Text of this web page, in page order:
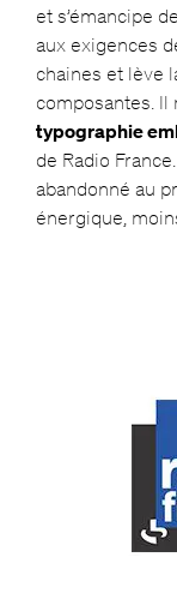
et s’émancipe
aux exigences
chaines et lève
composantes. Il
typographie
de Radio
abandonné au
énergique,